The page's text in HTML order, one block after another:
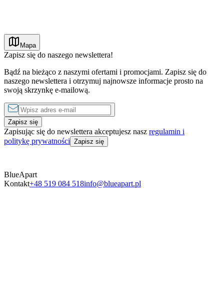
Luksusowe apartamenty na Półwyspie Helskim zapewniają wysoki
standard, wygodę i świetną lokalizację blisko morza. Oferują
przestronne wnętrza, nowoczesne wyposażenie, klimatyzację i
komfort, który sprawia, że pobyt staje się prawdziwym
wypoczynkiem. To wybór dla osób, które cenią estetykę,
prywatność i jakość, ale jednocześnie nie chcą rezygnować z
bliskości natury.
Mapa
Zapisz się do naszego newslettera!
Bądź na bieżąco z naszymi ofertami i promocjami. Zapisz się do
naszego newslettera i otrzymuj najnowsze informacje prosto na
swoją skrzynkę e-mailową.
Zapisz się
Zapisując się do newslettera akceptujesz nasz regulamin i
politykę prywatności Zapisz się
BlueApart
Kontakt+48 519 084 518info@blueapart.pl